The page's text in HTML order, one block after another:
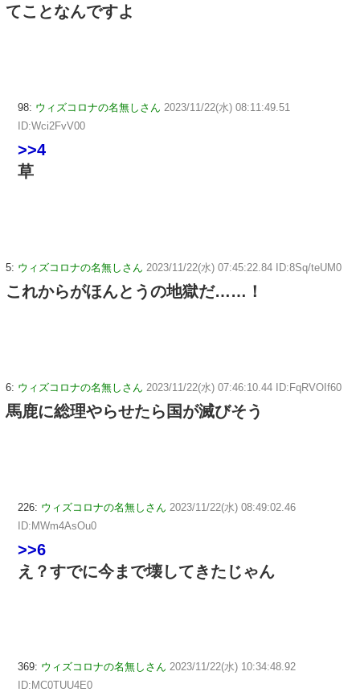
てことなんですよ
98: ウィズコロナの名無しさん 2023/11/22(水) 08:11:49.51
ID:Wci2FvV00
>>4
草
5: ウィズコロナの名無しさん 2023/11/22(水) 07:45:22.84 ID:8Sq/teUM0
これからがほんとうの地獄だ……！
6: ウィズコロナの名無しさん 2023/11/22(水) 07:46:10.44 ID:FqRVOIf60
馬鹿に総理やらせたら国が滅びそう
226: ウィズコロナの名無しさん 2023/11/22(水) 08:49:02.46
ID:MWm4AsOu0
>>6
え？すでに今まで壊してきたじゃん
369: ウィズコロナの名無しさん 2023/11/22(水) 10:34:48.92
ID:MC0TUU4E0